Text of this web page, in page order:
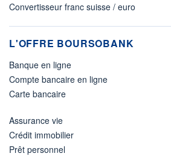
Convertisseur franc suisse / euro
L'OFFRE BOURSOBANK
Banque en ligne
Compte bancaire en ligne
Carte bancaire
Assurance vie
Crédit immobilier
Prêt personnel